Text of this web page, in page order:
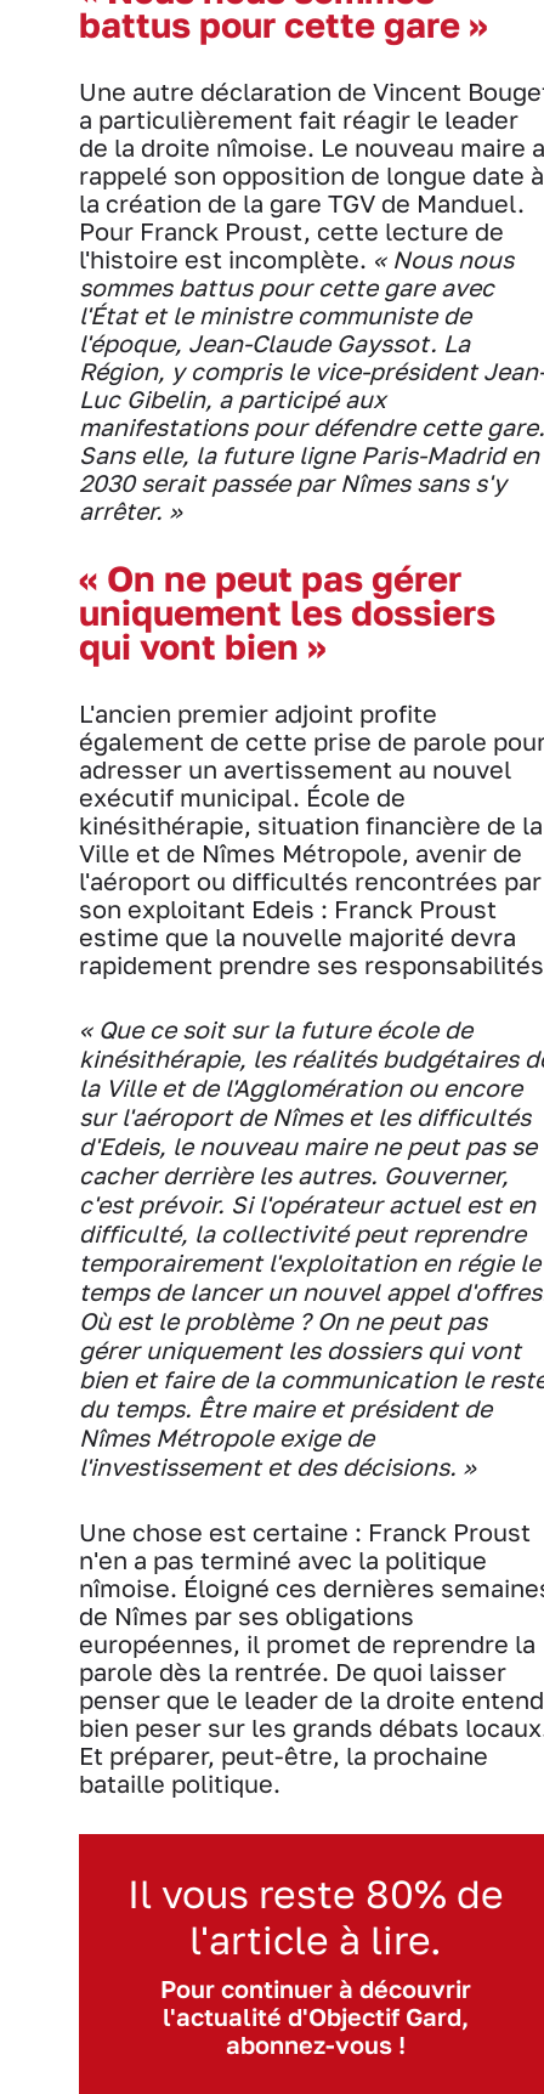
battus pour cette gare »
Une autre déclaration de Vincent
a particulièrement fait réagir le leader
de la droite nîmoise. Le nouveau maire a
rappelé son opposition de longue date à
la création de la gare TGV de Manduel.
Pour Franck Proust, cette lecture de
l'histoire est incomplète. « Nous nous
sommes battus pour cette gare avec
l'État et le ministre communiste de
l'époque, Jean-Claude Gayssot. La
Région, y compris le vice-président
Luc Gibelin, a participé aux
manifestations pour défendre cette gare.
Sans elle, la future ligne Paris-Madrid en
2030 serait passée par Nîmes sans s'y
arrêter. »
« On ne peut pas gérer
uniquement les dossiers
qui vont bien »
L'ancien premier adjoint profite
également de cette prise de parole
adresser un avertissement au nouvel
exécutif municipal. École de
kinésithérapie, situation financière de la
Ville et de Nîmes Métropole, avenir de
l'aéroport ou difficultés rencontrées par
son exploitant Edeis : Franck Proust
estime que la nouvelle majorité devra
rapidement prendre ses
« Que ce soit sur la future école de
kinésithérapie, les réalités budgétaires
la Ville et de l'Agglomération ou encore
sur l'aéroport de Nîmes et les difficultés
d'Edeis, le nouveau maire ne peut pas se
cacher derrière les autres. Gouverner,
c'est prévoir. Si l'opérateur actuel est en
difficulté, la collectivité peut reprendre
temporairement l'exploitation en régie le
temps de lancer un nouvel appel
Où est le problème ? On ne peut pas
gérer uniquement les dossiers qui vont
bien et faire de la communication le
du temps. Être maire et président de
Nîmes Métropole exige de
l'investissement et des décisions. »
Une chose est certaine : Franck Proust
n'en a pas terminé avec la politique
nîmoise. Éloigné ces dernières
de Nîmes par ses obligations
européennes, il promet de reprendre la
parole dès la rentrée. De quoi laisser
penser que le leader de la droite entend
bien peser sur les grands débats
Et préparer, peut-être, la prochaine
bataille politique.
Il vous reste 80% de
l'article à lire.
Pour continuer à découvrir
l'actualité d'Objectif Gard,
abonnez-vous !